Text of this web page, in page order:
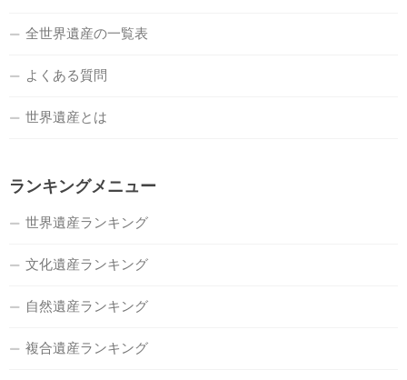
全世界遺産の一覧表
よくある質問
世界遺産とは
ランキングメニュー
世界遺産ランキング
文化遺産ランキング
自然遺産ランキング
複合遺産ランキング